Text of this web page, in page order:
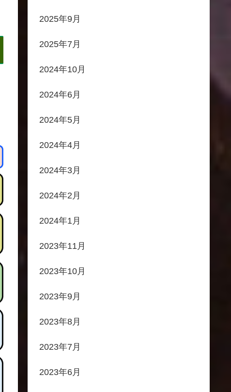
2025年9月
2025年7月
2024年10月
2024年6月
2024年5月
2024年4月
2024年3月
2024年2月
2024年1月
2023年11月
2023年10月
2023年9月
2023年8月
2023年7月
2023年6月